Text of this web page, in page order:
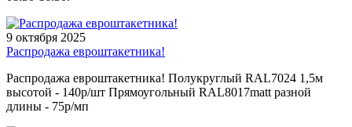
9 октября 2025
Распродажа евроштакетника!
Распродажа евроштакетника! Полукруглый RAL7024 1,5м
высотой - 140р/шт Прямоугольный RAL8017matt разной
длины - 75р/мп